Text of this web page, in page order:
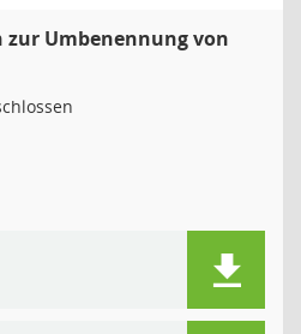
zur Umbenennung von